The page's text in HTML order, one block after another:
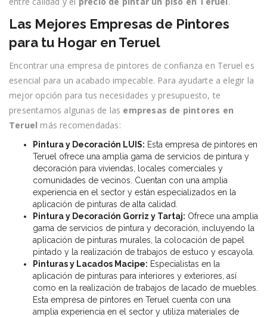
Las Mejores Empresas de Pintores
para tu Hogar en Teruel
Encontrar una empresa de pintores de confianza en Teruel es
esencial para un acabado impecable. Para ayudarte a elegir la
mejor opción para tus necesidades y presupuesto, te
presentamos algunas de las empresas de pintores en
Teruel más recomendadas:
Pintura y Decoración LUIS: Esta empresa de pintores en
Teruel ofrece una amplia gama de servicios de pintura y
decoración para viviendas, locales comerciales y
comunidades de vecinos. Cuentan con una amplia
experiencia en el sector y están especializados en la
aplicación de pinturas de alta calidad.
Pintura y Decoración Gorriz y Tartaj: Ofrece una amplia
gama de servicios de pintura y decoración, incluyendo la
aplicación de pinturas murales, la colocación de papel
pintado y la realización de trabajos de estuco y escayola.
Pinturas y Lacados Macipe: Especialistas en la
aplicación de pinturas para interiores y exteriores, así
como en la realización de trabajos de lacado de muebles.
Esta empresa de pintores en Teruel cuenta con una
amplia experiencia en el sector y utiliza materiales de